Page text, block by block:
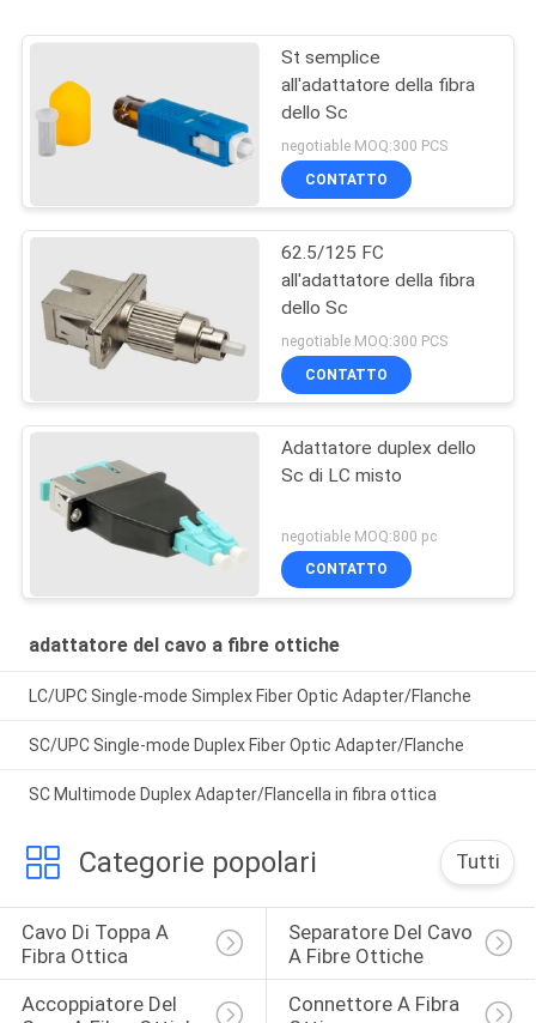
St semplice
all'adattatore della fibra
dello Sc
negotiable MOQ:300 PCS
CONTATTO
62.5/125 FC
all'adattatore della fibra
dello Sc
negotiable MOQ:300 PCS
CONTATTO
Adattatore duplex dello
Sc di LC misto
negotiable MOQ:800 pc
CONTATTO
adattatore del cavo a fibre ottiche
LC/UPC Single-mode Simplex Fiber Optic Adapter/Flanche
SC/UPC Single-mode Duplex Fiber Optic Adapter/Flanche
SC Multimode Duplex Adapter/Flancella in fibra ottica
Categorie popolari Tutti
Cavo Di Toppa A
Fibra Ottica
Separatore Del Cavo
A Fibre Ottiche
Accoppiatore Del
Connettore A Fibra